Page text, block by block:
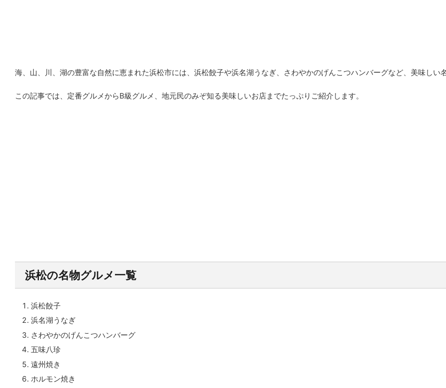
海、山、川、湖の豊富な自然に恵まれた浜松市には、浜松餃子や浜名湖うなぎ、さわやかのげんこつハンバーグなど、美味しい
この記事では、定番グルメからB級グルメ、地元民のみぞ知る美味しいお店までたっぷりご紹介します。
浜松の名物グルメ一覧
浜松餃子
浜名湖うなぎ
さわやかのげんこつハンバーグ
五味八珍
遠州焼き
ホルモン焼き